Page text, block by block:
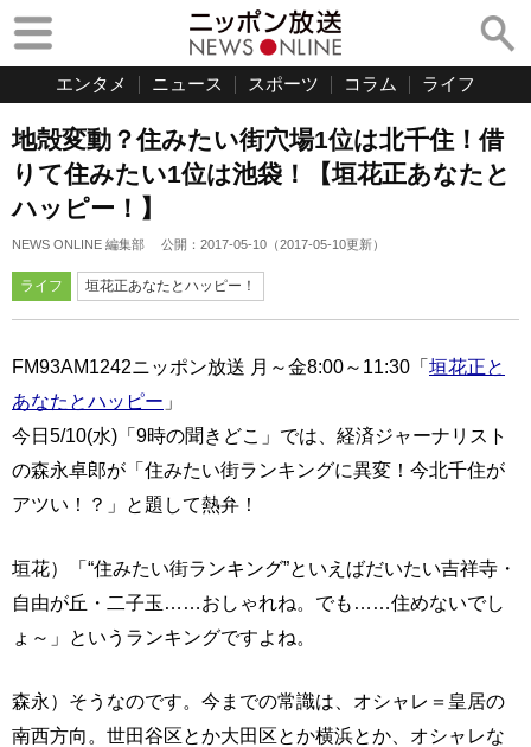
エンタメ ニュース スポーツ コラム ライフ
地殻変動？住みたい街穴場1位は北千住！借
りて住みたい1位は池袋！【垣花正あなたと
ハッピー！】
NEWS ONLINE 編集部 公開： 2017-05-10 （2017-05-10更新）
ライフ 垣花正あなたとハッピー！
FM93AM1242ニッポン放送 月～金8:00～11:30「垣花正と
あなたとハッピー 」
今日5/10(水)「9時の聞きどこ」では、経済ジャーナリスト
の森永卓郎が「住みたい街ランキングに異変！今北千住が
アツい！？」と題して熱弁！
垣花）「“住みたい街ランキング”といえばだいたい吉祥寺・
自由が丘・二子玉……おしゃれね。でも……住めないでし
ょ～」というランキングですよね。
森永）そうなのです。今までの常識は、オシャレ＝皇居の
南西方向。世田谷区とか大田区とか横浜とか、オシャレな